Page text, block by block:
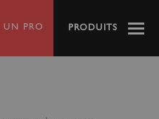
UN PRO PRODUITS